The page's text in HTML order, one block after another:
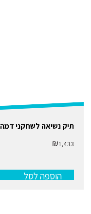
תיק נשיאה לשחקני דמה LISKI
₪1,433
הוספה לסל